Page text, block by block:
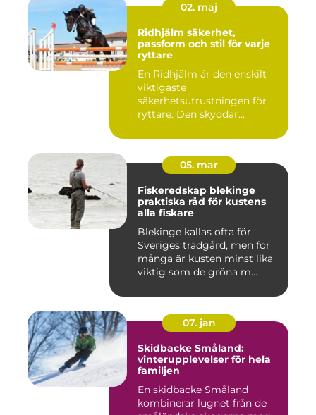
02. maj
Ridhjälm säkerhet,
passform och stil för varje
ryttare
En Ridhjälm är den enskilt
viktigaste
säkerhetsutrustningen för
ryttare. Den skyddar
05. mar
Fiskeredskap blekinge
praktiska råd för kustens
alla fiskare
Blekinge kallas ofta för
Sveriges trädgård, men för
många är kusten minst lika
viktig som de gröna m...
07. jan
Skidbacke Småland:
vinterupplevelser för hela
familjen
En skidbacke Småland
kombinerar lugnet från de